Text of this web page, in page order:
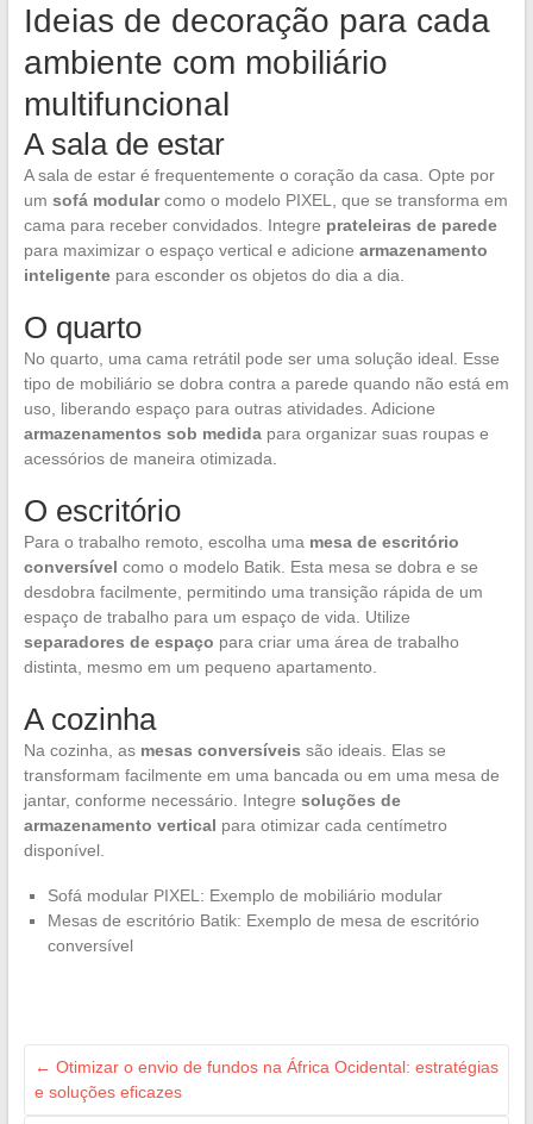
Ideias de decoração para cada
ambiente com mobiliário
multifuncional
A sala de estar
A sala de estar é frequentemente o coração da casa. Opte por
um sofá modularcomo o modelo PIXEL, que se transforma em
cama para receber convidados. Integre prateleiras de parede
para maximizar o espaço vertical e adicione armazenamento
inteligentepara esconder os objetos do dia a dia.
O quarto
No quarto, uma cama retrátil pode ser uma solução ideal. Esse
tipo de mobiliário se dobra contra a parede quando não está em
uso, liberando espaço para outras atividades. Adicione
armazenamentos sob medidapara organizar suas roupas e
acessórios de maneira otimizada.
O escritório
Para o trabalho remoto, escolha uma mesa de escritório
conversível como o modelo Batik. Esta mesa se dobra e se
desdobra facilmente, permitindo uma transição rápida de um
espaço de trabalho para um espaço de vida. Utilize
separadores de espaço para criar uma área de trabalho
distinta, mesmo em um pequeno apartamento.
A cozinha
Na cozinha, as mesas conversíveis são ideais. Elas se
transformam facilmente em uma bancada ou em uma mesa de
jantar, conforme necessário. Integre soluções de
armazenamento vertical para otimizar cada centímetro
disponível.
Sofá modular PIXEL: Exemplo de mobiliário modular
Mesas de escritório Batik: Exemplo de mesa de escritório
conversível
← Otimizar o envio de fundos na África Ocidental: estratégias
e soluções eficazes